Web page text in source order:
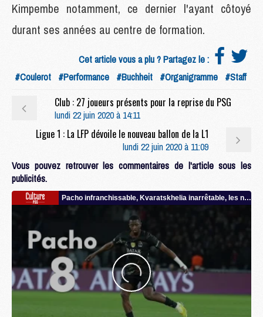
Kimpembe notamment, ce dernier l'ayant côtoyé
durant ses années au centre de formation.
Cet article vous a plu ? Partagez le :
#Coulerot #Performance #Buchheit #Organigramme #Staff
Club : 27 joueurs présents pour la reprise du PSG
lundi 22 juin 2020 à 14:11
Ligue 1 : La LFP dévoile le nouveau ballon de la L1
lundi 22 juin 2020 à 11:09
Vous pouvez retrouver les commentaires de l'article sous les
publicités.